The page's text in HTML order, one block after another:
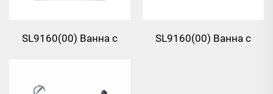
SL9160(00) Ванна с
SL9160(00) Ванна с